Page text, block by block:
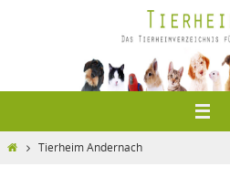
HomeTierheim Andernach